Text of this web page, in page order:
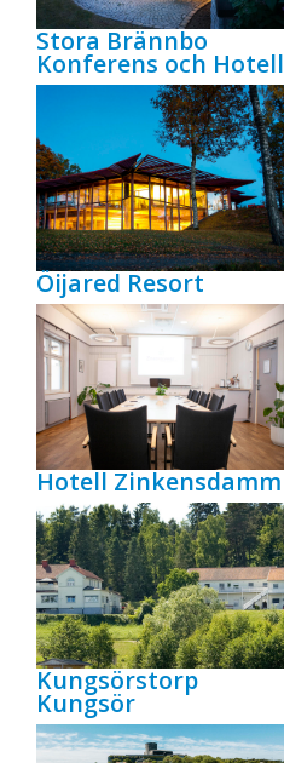
Stora Brännbo
Konferens och Hotell
Öijared Resort
Hotell Zinkensdamm
Kungsörstorp
Kungsör